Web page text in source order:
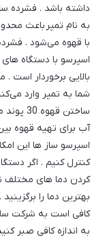
داشته باشد . فشرده
به نام تمپر باعث
با قهوه می‌شود .
اسپرسو با دستگاه
بالایی برخوردار
شما به تمپر وارد
اسپرسو ساز ها این
کنترل کنیم . اگر
کردن دما های مختلف
بهترین دما را
کافی است به شرکت
به اندازه کافی صبر